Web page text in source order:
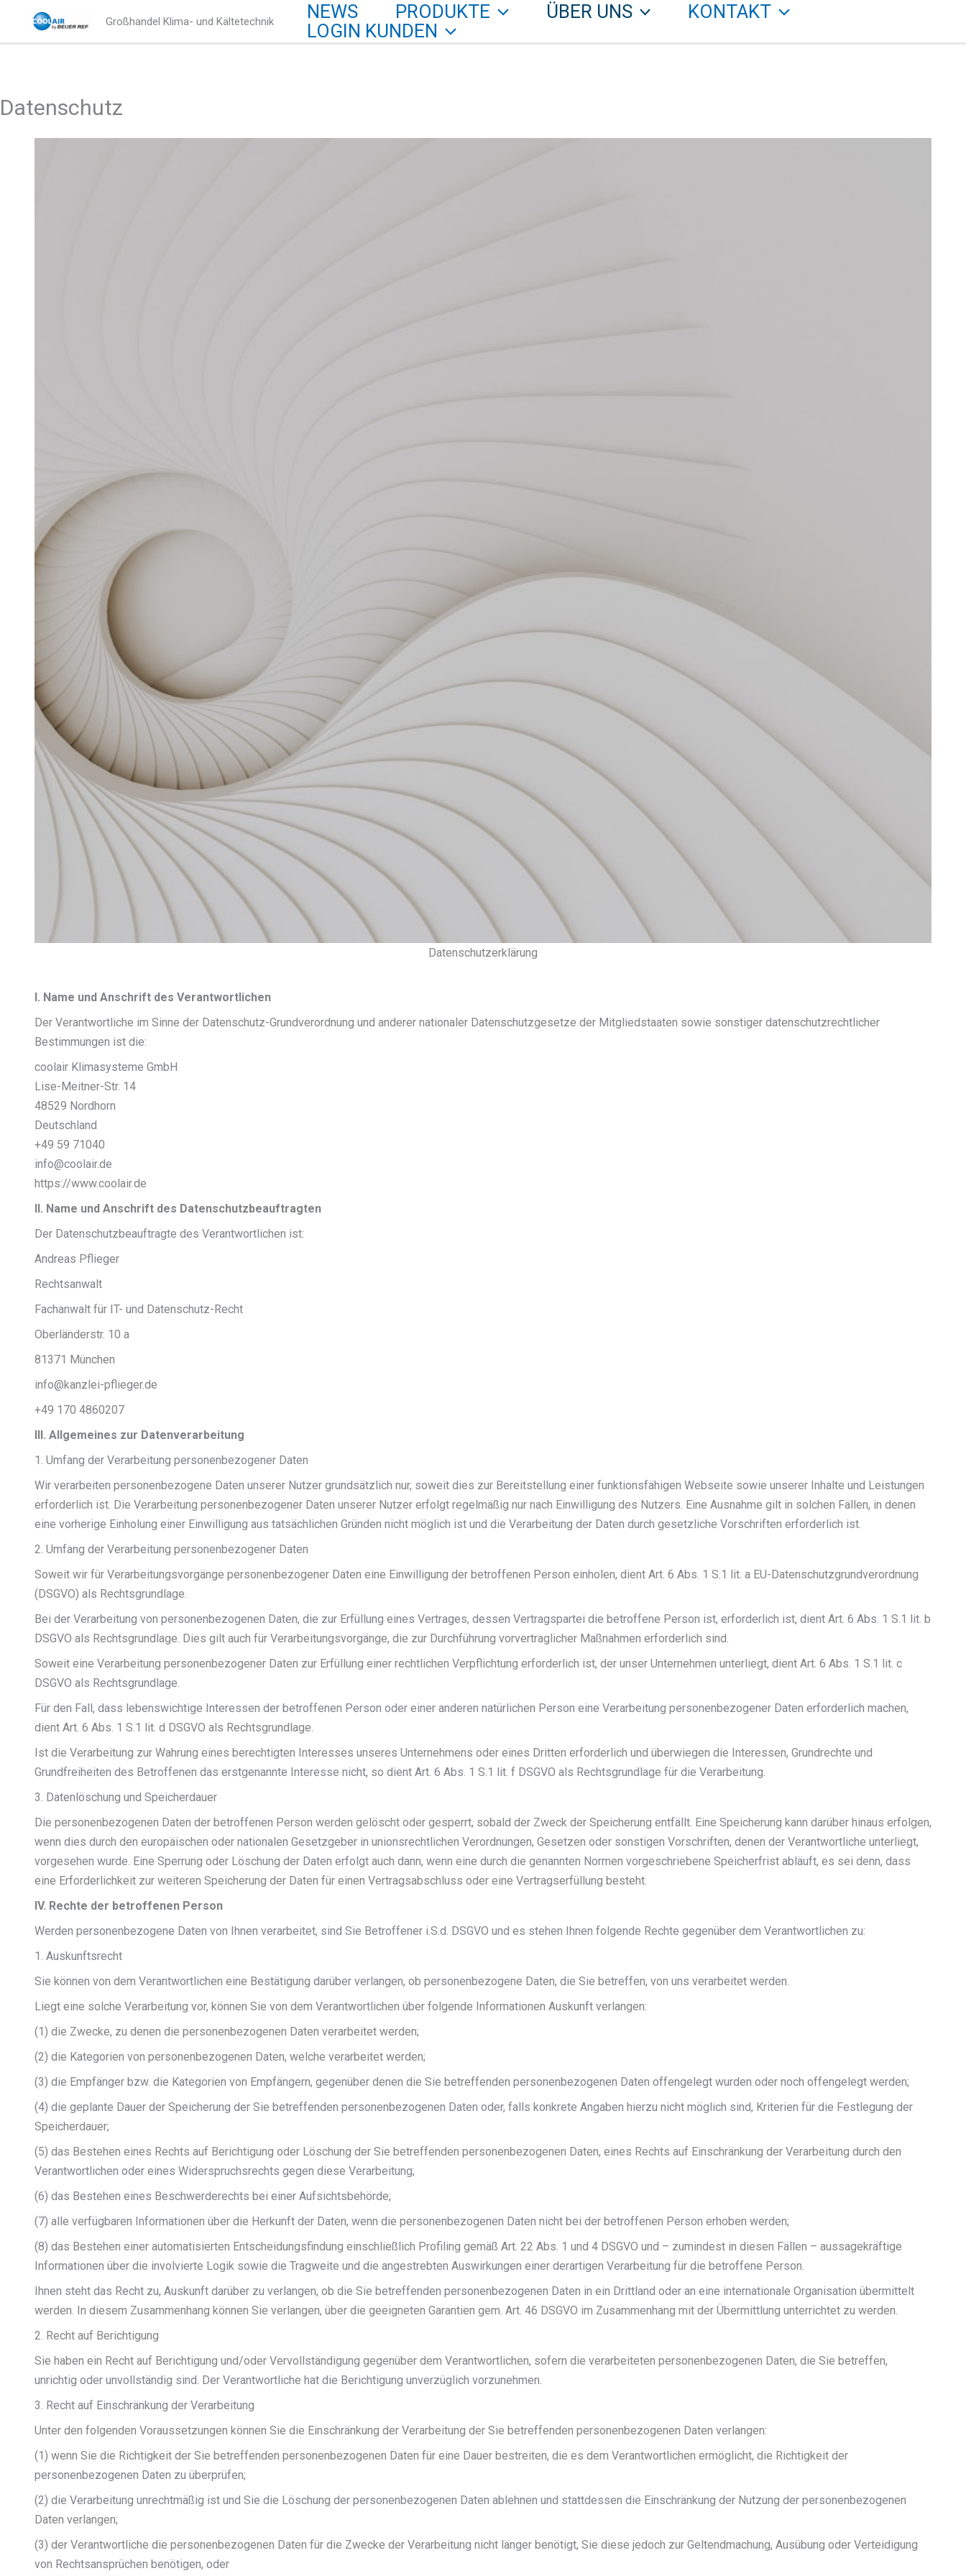
Großhandel Klima- und Kältetechnik NEWS PRODUKTE ÜBER UNS
KONTAKT
LOGIN KUNDEN
Datenschutz
Datenschutzerklärung
I. Name und Anschrift des Verantwortlichen
Der Verantwortliche im Sinne der Datenschutz-Grundverordnung und anderer nationaler Datenschutzgesetze der Mitgliedstaaten sowie sonstiger datenschutzrechtlicher
Bestimmungen ist die:
coolair Klimasysteme GmbH
Lise-Meitner-Str. 14
48529 Nordhorn
Deutschland
+49 59 71040
info@coolair.de
https://www.coolair.de
II. Name und Anschrift des Datenschutzbeauftragten
Der Datenschutzbeauftragte des Verantwortlichen ist:
Andreas Pflieger
Rechtsanwalt
Fachanwalt für IT- und Datenschutz-Recht
Oberländerstr. 10 a
81371 München
info@kanzlei-pflieger.de
+49 170 4860207
III. Allgemeines zur Datenverarbeitung
1. Umfang der Verarbeitung personenbezogener Daten
Wir verarbeiten personenbezogene Daten unserer Nutzer grundsätzlich nur, soweit dies zur Bereitstellung einer funktionsfähigen Webseite sowie unserer Inhalte und Leistungen
erforderlich ist. Die Verarbeitung personenbezogener Daten unserer Nutzer erfolgt regelmäßig nur nach Einwilligung des Nutzers. Eine Ausnahme gilt in solchen Fällen, in denen
eine vorherige Einholung einer Einwilligung aus tatsächlichen Gründen nicht möglich ist und die Verarbeitung der Daten durch gesetzliche Vorschriften erforderlich ist.
2. Umfang der Verarbeitung personenbezogener Daten
Soweit wir für Verarbeitungsvorgänge personenbezogener Daten eine Einwilligung der betroffenen Person einholen, dient Art. 6 Abs. 1 S.1 lit. a EU-Datenschutzgrundverordnung
(DSGVO) als Rechtsgrundlage.
Bei der Verarbeitung von personenbezogenen Daten, die zur Erfüllung eines Vertrages, dessen Vertragspartei die betroffene Person ist, erforderlich ist, dient Art. 6 Abs. 1 S.1 lit. b
DSGVO als Rechtsgrundlage. Dies gilt auch für Verarbeitungsvorgänge, die zur Durchführung vorvertraglicher Maßnahmen erforderlich sind.
Soweit eine Verarbeitung personenbezogener Daten zur Erfüllung einer rechtlichen Verpflichtung erforderlich ist, der unser Unternehmen unterliegt, dient Art. 6 Abs. 1 S.1 lit. c
DSGVO als Rechtsgrundlage.
Für den Fall, dass lebenswichtige Interessen der betroffenen Person oder einer anderen natürlichen Person eine Verarbeitung personenbezogener Daten erforderlich machen,
dient Art. 6 Abs. 1 S.1 lit. d DSGVO als Rechtsgrundlage.
Ist die Verarbeitung zur Wahrung eines berechtigten Interesses unseres Unternehmens oder eines Dritten erforderlich und überwiegen die Interessen, Grundrechte und
Grundfreiheiten des Betroffenen das erstgenannte Interesse nicht, so dient Art. 6 Abs. 1 S.1 lit. f DSGVO als Rechtsgrundlage für die Verarbeitung.
3. Datenlöschung und Speicherdauer
Die personenbezogenen Daten der betroffenen Person werden gelöscht oder gesperrt, sobald der Zweck der Speicherung entfällt. Eine Speicherung kann darüber hinaus erfolgen,
wenn dies durch den europäischen oder nationalen Gesetzgeber in unionsrechtlichen Verordnungen, Gesetzen oder sonstigen Vorschriften, denen der Verantwortliche unterliegt,
vorgesehen wurde. Eine Sperrung oder Löschung der Daten erfolgt auch dann, wenn eine durch die genannten Normen vorgeschriebene Speicherfrist abläuft, es sei denn, dass
eine Erforderlichkeit zur weiteren Speicherung der Daten für einen Vertragsabschluss oder eine Vertragserfüllung besteht.
IV. Rechte der betroffenen Person
Werden personenbezogene Daten von Ihnen verarbeitet, sind Sie Betroffener i.S.d. DSGVO und es stehen Ihnen folgende Rechte gegenüber dem Verantwortlichen zu:
1. Auskunftsrecht
Sie können von dem Verantwortlichen eine Bestätigung darüber verlangen, ob personenbezogene Daten, die Sie betreffen, von uns verarbeitet werden.
Liegt eine solche Verarbeitung vor, können Sie von dem Verantwortlichen über folgende Informationen Auskunft verlangen:
(1) die Zwecke, zu denen die personenbezogenen Daten verarbeitet werden;
(2) die Kategorien von personenbezogenen Daten, welche verarbeitet werden;
(3) die Empfänger bzw. die Kategorien von Empfängern, gegenüber denen die Sie betreffenden personenbezogenen Daten offengelegt wurden oder noch offengelegt werden;
(4) die geplante Dauer der Speicherung der Sie betreffenden personenbezogenen Daten oder, falls konkrete Angaben hierzu nicht möglich sind, Kriterien für die Festlegung der
Speicherdauer;
(5) das Bestehen eines Rechts auf Berichtigung oder Löschung der Sie betreffenden personenbezogenen Daten, eines Rechts auf Einschränkung der Verarbeitung durch den
Verantwortlichen oder eines Widerspruchsrechts gegen diese Verarbeitung;
(6) das Bestehen eines Beschwerderechts bei einer Aufsichtsbehörde;
(7) alle verfügbaren Informationen über die Herkunft der Daten, wenn die personenbezogenen Daten nicht bei der betroffenen Person erhoben werden;
(8) das Bestehen einer automatisierten Entscheidungsfindung einschließlich Profiling gemäß Art. 22 Abs. 1 und 4 DSGVO und – zumindest in diesen Fällen – aussagekräftige
Informationen über die involvierte Logik sowie die Tragweite und die angestrebten Auswirkungen einer derartigen Verarbeitung für die betroffene Person.
Ihnen steht das Recht zu, Auskunft darüber zu verlangen, ob die Sie betreffenden personenbezogenen Daten in ein Drittland oder an eine internationale Organisation übermittelt
werden. In diesem Zusammenhang können Sie verlangen, über die geeigneten Garantien gem. Art. 46 DSGVO im Zusammenhang mit der Übermittlung unterrichtet zu werden.
2. Recht auf Berichtigung
Sie haben ein Recht auf Berichtigung und/oder Vervollständigung gegenüber dem Verantwortlichen, sofern die verarbeiteten personenbezogenen Daten, die Sie betreffen,
unrichtig oder unvollständig sind. Der Verantwortliche hat die Berichtigung unverzüglich vorzunehmen.
3. Recht auf Einschränkung der Verarbeitung
Unter den folgenden Voraussetzungen können Sie die Einschränkung der Verarbeitung der Sie betreffenden personenbezogenen Daten verlangen:
(1) wenn Sie die Richtigkeit der Sie betreffenden personenbezogenen Daten für eine Dauer bestreiten, die es dem Verantwortlichen ermöglicht, die Richtigkeit der
personenbezogenen Daten zu überprüfen;
(2) die Verarbeitung unrechtmäßig ist und Sie die Löschung der personenbezogenen Daten ablehnen und stattdessen die Einschränkung der Nutzung der personenbezogenen
Daten verlangen;
(3) der Verantwortliche die personenbezogenen Daten für die Zwecke der Verarbeitung nicht länger benötigt, Sie diese jedoch zur Geltendmachung, Ausübung oder Verteidigung
von Rechtsansprüchen benötigen, oder